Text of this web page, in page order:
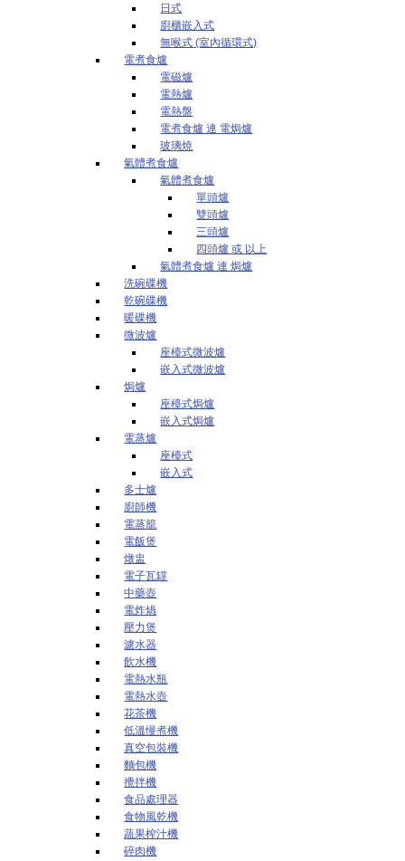
日式
廚櫃嵌入式
無喉式 (室內循環式)
電煮食爐
電磁爐
電熱爐
電熱盤
電煮食爐 連 電焗爐
玻璃燒
氣體煮食爐
氣體煮食爐
單頭爐
雙頭爐
三頭爐
四頭爐 或 以上
氣體煮食爐 連 焗爐
洗碗碟機
乾碗碟機
暖碟機
微波爐
座檯式微波爐
嵌入式微波爐
焗爐
座檯式焗爐
嵌入式焗爐
電蒸爐
座檯式
嵌入式
多士爐
廚師機
電蒸籠
電飯煲
燉盅
電子瓦罉
中藥壺
電炸煱
壓力煲
濾水器
飲水機
電熱水瓶
電熱水壺
花茶機
低溫慢煮機
真空包裝機
麵包機
攪拌機
食品處理器
食物風乾機
蔬果榨汁機
碎肉機